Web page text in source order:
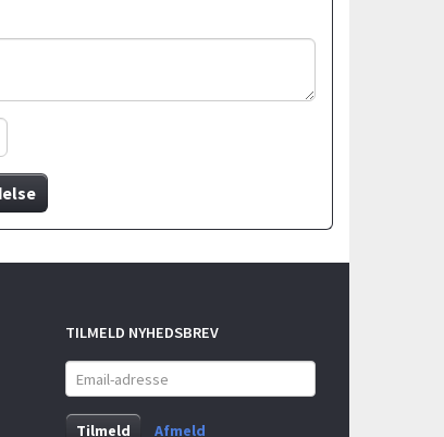
TILMELD NYHEDSBREV
Email-
adresse
Tilmeld
Afmeld